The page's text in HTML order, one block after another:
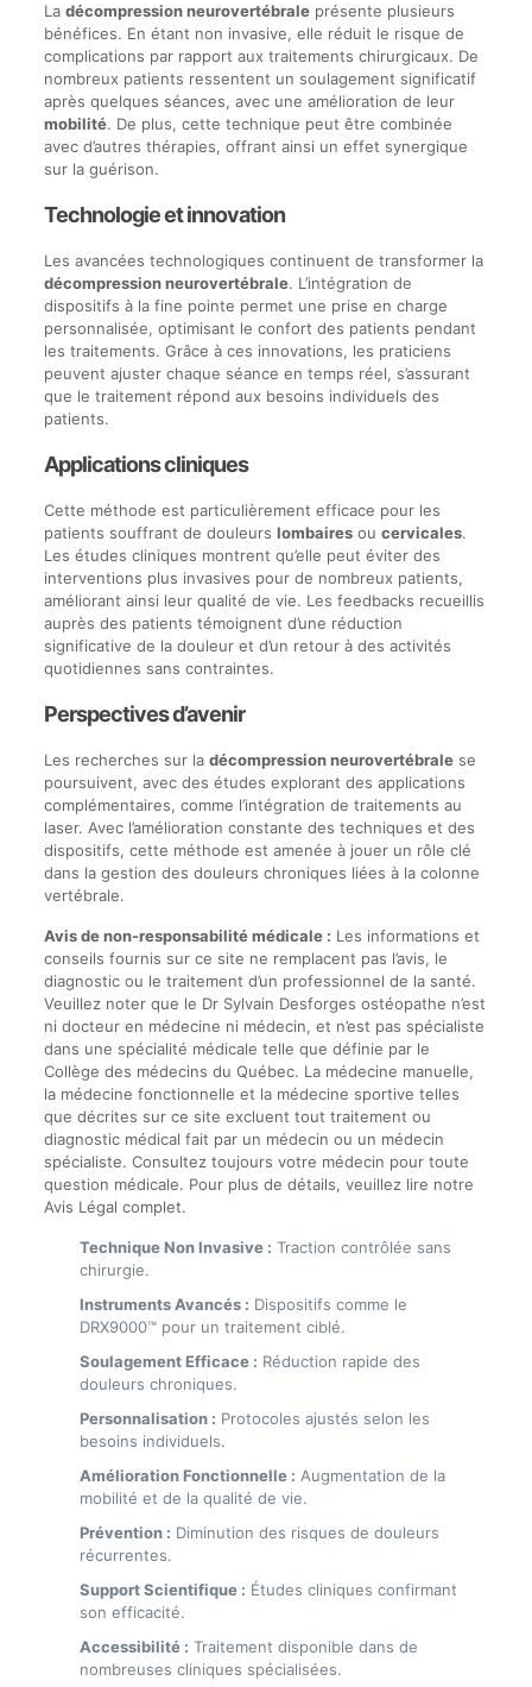
La décompression neurovertébraleprésente plusieurs
bénéfices. En étant non invasive, elle réduit le risque de
complications par rapport aux traitements chirurgicaux. De
nombreux patients ressentent un soulagement significatif
après quelques séances, avec une amélioration de leur
mobilité. De plus, cette technique peut être combinée
avec d’autres thérapies, offrant ainsi un effet synergique
sur la guérison.
Technologie et innovation
Les avancées technologiques continuent de transformer la
décompression neurovertébrale. L’intégration de
dispositifs à la fine pointe permet une prise en charge
personnalisée, optimisant le confort des patients pendant
les traitements. Grâce à ces innovations, les praticiens
peuvent ajuster chaque séance en temps réel, s’assurant
que le traitement répond aux besoins individuels des
patients.
Applications cliniques
Cette méthode est particulièrement efficace pour les
patients souffrant de douleurs lombairesou cervicales.
Les études cliniques montrent qu’elle peut éviter des
interventions plus invasives pour de nombreux patients,
améliorant ainsi leur qualité de vie. Les feedbacks recueillis
auprès des patients témoignent d’une réduction
significative de la douleur et d’un retour à des activités
quotidiennes sans contraintes.
Perspectives d’avenir
Les recherches sur la décompression neurovertébralese
poursuivent, avec des études explorant des applications
complémentaires, comme l’intégration de traitements au
laser. Avec l’amélioration constante des techniques et des
dispositifs, cette méthode est amenée à jouer un rôle clé
dans la gestion des douleurs chroniques liées à la colonne
vertébrale.
Avis de non-responsabilité médicale : Les informations et
conseils fournis sur ce site ne remplacent pas l’avis, le
diagnostic ou le traitement d’un professionnel de la santé.
Veuillez noter que le Dr Sylvain Desforges ostéopathe n’est
ni docteur en médecine ni médecin, et n’est pas spécialiste
dans une spécialité médicale telle que définie par le
Collège des médecins du Québec. La médecine manuelle,
la médecine fonctionnelle et la médecine sportive telles
que décrites sur ce site excluent tout traitement ou
diagnostic médical fait par un médecin ou un médecin
spécialiste. Consultez toujours votre médecin pour toute
question médicale. Pour plus de détails, veuillez lire notre
Avis Légal complet.
Technique Non Invasive : Traction contrôlée sans
chirurgie.
Instruments Avancés : Dispositifs comme le
DRX9000™ pour un traitement ciblé.
Soulagement Efficace : Réduction rapide des
douleurs chroniques.
Personnalisation : Protocoles ajustés selon les
besoins individuels.
Amélioration Fonctionnelle : Augmentation de la
mobilité et de la qualité de vie.
Prévention : Diminution des risques de douleurs
récurrentes.
Support Scientifique : Études cliniques confirmant
son efficacité.
Accessibilité : Traitement disponible dans de
nombreuses cliniques spécialisées.